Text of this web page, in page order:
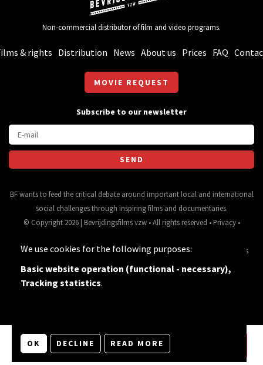
Non-commercial distributor of film and video programs.
& rights Distribution News About us Prices FAQ
MOVIE REQUEST
Subscribe to our newsletter
BF wants to feed the critical debate around important local and international
social challenges through inspiring films and documentaries.
© Copyright 2026 | Bevrijdingsfilms vzw • All rights reserved • Privacy•
Nimbu. Source for movie data and images:
General terms
and conditions
We use cookies for the following purposes:
Basic website operation (functional - necessary),
Tracking statistics.
OK DECLINE READ MORE